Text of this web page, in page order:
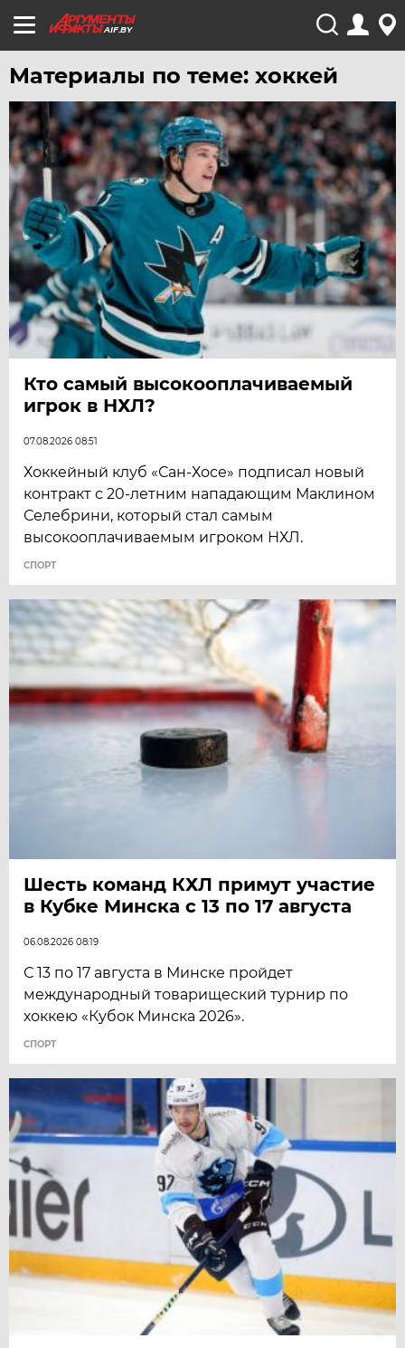
AIF.BY
Материалы по теме: хоккей
Кто самый высокооплачиваемый
игрок в НХЛ?
07.08.2026 08:51
Хоккейный клуб «Сан-Хосе» подписал новый
контракт с 20-летним нападающим Маклином
Селебрини, который стал самым
высокооплачиваемым игроком НХЛ.
СПОРТ
Шесть команд КХЛ примут участие
в Кубке Минска с 13 по 17 августа
06.08.2026 08:19
С 13 по 17 августа в Минске пройдет
международный товарищеский турнир по
хоккею «Кубок Минска 2026».
СПОРТ